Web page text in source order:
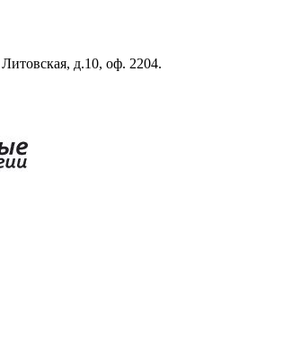
д.10, оф. 2204.